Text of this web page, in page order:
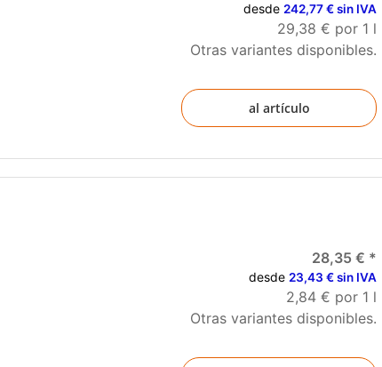
desde 242,77 € sin IVA
29,38 € por 1 l
Otras variantes disponibles.
al artículo
desde
28,35 € *
23,43 € sin IVA
2,84 € por 1 l
Otras variantes disponibles.